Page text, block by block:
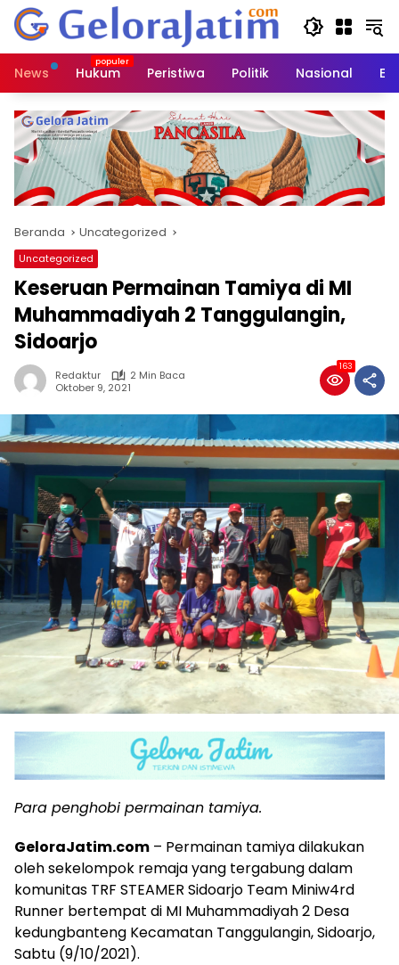
Langsung
konten
News
Hukum Peristiwa Politik Nasional
Beranda Uncategorized
Uncategorized
Keseruan Permainan Tamiya di MI
Muhammadiyah 2 Tanggulangin,
Sidoarjo
Redaktur
2 Min Baca
Oktober 9, 2021
163
Para penghobi permainan tamiya.
GeloraJatim.com – Permainan tamiya dilakukan
oleh sekelompok remaja yang tergabung dalam
komunitas TRF STEAMER Sidoarjo Team Miniw4rd
Runner bertempat di MI Muhammadiyah 2 Desa
kedungbanteng Kecamatan Tanggulangin, Sidoarjo,
Sabtu (9/10/2021).